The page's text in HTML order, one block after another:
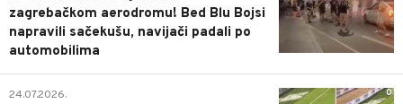
zagrebačkom aerodromu! Bed Blu Bojsi
napravili sačekušu, navijači padali po
automobilima
0
24.07.2026.